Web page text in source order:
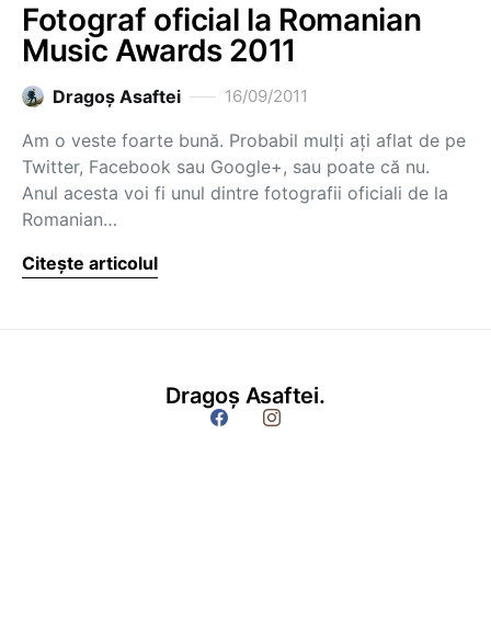
Fotograf oficial la Romanian
Music Awards 2011
Dragoş Asaftei 16/09/2011
Am o veste foarte bună. Probabil mulți ați aflat de pe
Twitter, Facebook sau Google+, sau poate că nu.
Anul acesta voi fi unul dintre fotografii oficiali de la
Romanian…
Citește articolul
Dragoș Asaftei.